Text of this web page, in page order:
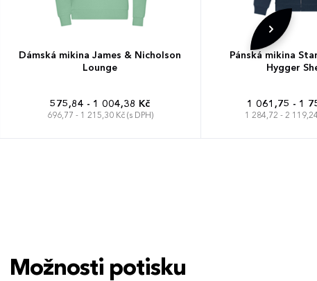
Dámská mikina James & Nicholson
Lounge
575,84 - 1 004,38 Kč
696,77 - 1 215,30 Kč (s DPH)
Pánská mikina
Hygger
1 061,75 - 1
1 284,72 - 2
Možnosti potisku